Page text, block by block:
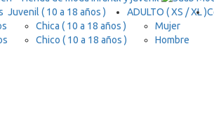
Juvenil ( 10 a 18 años )
Chica ( 10 a 18 años )
Chico ( 10 a 18 años )
ADULTO ( XS / XL )
Mujer
Hombre